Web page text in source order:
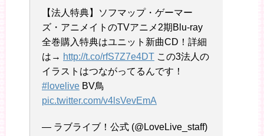
【法人特典】ソフマップ・ゲーマー
ズ・アニメイトのTVアニメ2期Blu-ray
全巻購入特典はユニット新曲CD！詳細
は→ http://t.co/rfS7Z7e4DT この3法人の
イラストはつながってるんです！
#lovelive BV鳥
pic.twitter.com/v4lsVevEmA
— ラブライブ！公式 (@LoveLive_staff)